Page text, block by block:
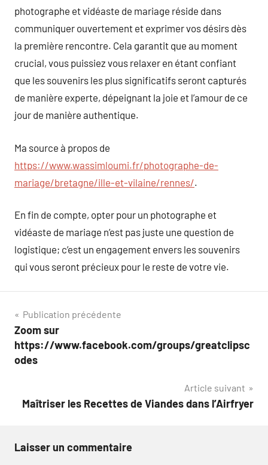
photographe et vidéaste de mariage réside dans
communiquer ouvertement et exprimer vos désirs dès
la première rencontre. Cela garantit que au moment
crucial, vous puissiez vous relaxer en étant confiant
que les souvenirs les plus significatifs seront capturés
de manière experte, dépeignant la joie et l’amour de ce
jour de manière authentique.
Ma source à propos de
https://www.wassimloumi.fr/photographe-de-
mariage/bretagne/ille-et-vilaine/rennes/.
En fin de compte, opter pour un photographe et
vidéaste de mariage n’est pas juste une question de
logistique; c’est un engagement envers les souvenirs
qui vous seront précieux pour le reste de votre vie.
Navigation
de
l’article
Publication précédente
Zoom sur
https://www.facebook.com/groups/greatclipsc
odes
Article suivant
Maîtriser les Recettes de Viandes dans l’Airfryer
Laisser un commentaire